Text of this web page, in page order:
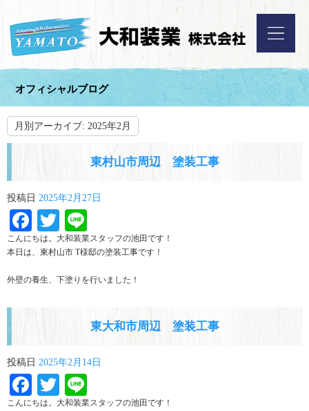
オフィシャルブログ
月別アーカイブ: 2025年2月
東村山市周辺 塗装工事
投稿日 2025年2月27日
Facebook
Twitter
こんにちは。大和装業スタッフの池田です！
本日は、東村山市 T様邸の塗装工事です！
外壁の養生、下塗りを行いました！
東大和市周辺 塗装工事
投稿日 2025年2月14日
Facebook
Twitter
こんにちは。大和装業スタッフの池田です！